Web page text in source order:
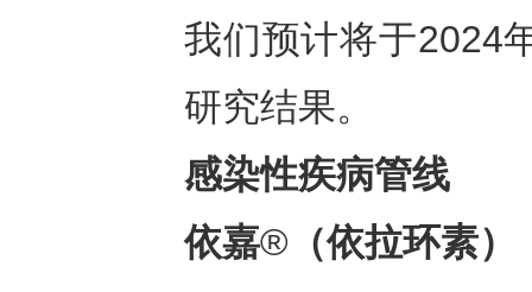
我们预计将于2024
研究结果。
感染性疾病管线
依嘉® （依拉环素）